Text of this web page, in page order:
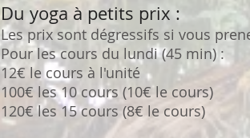
Du yoga à petits prix :
Les prix sont dégressifs si vous
Pour les cours du lundi (45 min) :
12€ le cours à l'unité
100€ les 10 cours (10€ le cours)
120€ les 15 cours (8€ le cours)